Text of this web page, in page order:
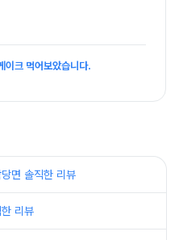
이크 먹어보았습니다.
면 솔직한 리뷰
리뷰